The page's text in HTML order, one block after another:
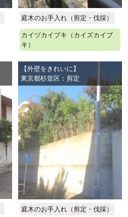
庭木のお手入れ（剪定・伐採）
カイヅカイブキ（カイズカイブ
キ）
【外壁をきれいに】
東京都杉並区：剪定
庭木のお手入れ（剪定・伐採）